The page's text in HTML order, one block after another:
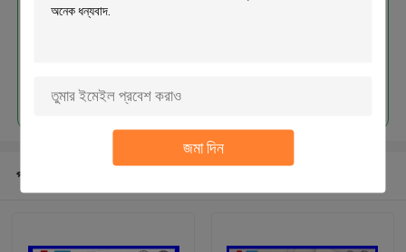
জমা দিন
প্রস্তাবিত পণ্য